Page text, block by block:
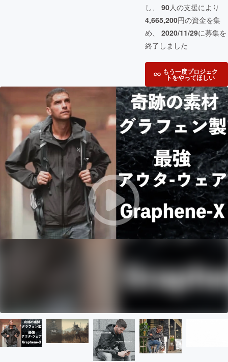
し、 90人の支援により
4,665,200円の資金を集
め、 2020/11/29に募集を
終了しました
もう一度プロジェク
トをやってほしい